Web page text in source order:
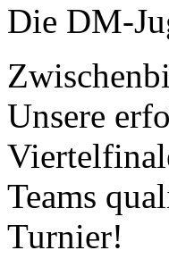
Die DM-
Unsere
Teams
Turnier!